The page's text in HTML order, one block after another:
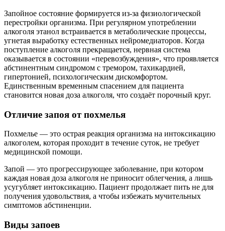
Запойное состояние формируется из-за физиологической
перестройки организма. При регулярном употреблении
алкоголя этанол встраивается в метаболические процессы,
угнетая выработку естественных нейромедиаторов. Когда
поступление алкоголя прекращается, нервная система
оказывается в состоянии «перевозбуждения», что проявляется
абстинентным синдромом с тремором, тахикардией,
гипертонией, психологическим дискомфортом.
Единственным временным спасением для пациента
становится новая доза алкоголя, что создаёт порочный круг.
Отличие запоя от похмелья
Похмелье — это острая реакция организма на интоксикацию
алкоголем, которая проходит в течение суток, не требует
медицинской помощи.
Запой — это прогрессирующее заболевание, при котором
каждая новая доза алкоголя не приносит облегчения, а лишь
усугубляет интоксикацию. Пациент продолжает пить не для
получения удовольствия, а чтобы избежать мучительных
симптомов абстиненции.
Виды запоев